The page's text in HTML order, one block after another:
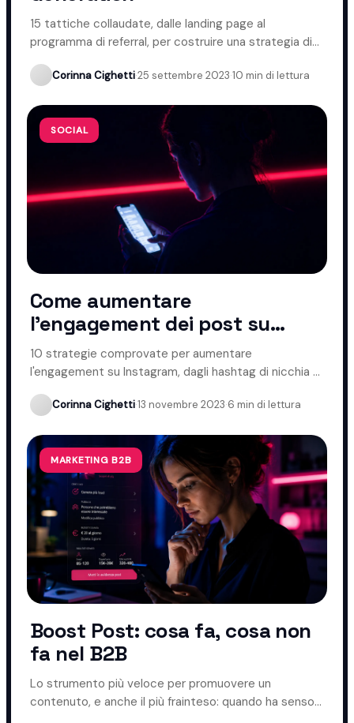
15 tattiche collaudate, dalle landing page al
programma di referral, per costruire una strategia di
lead generation efficace.
Corinna Cighetti·25 settembre 2023·10 min di lettura
SOCIAL
Come aumentare
l'engagement dei post su
Instagram
10 strategie comprovate per aumentare
l'engagement su Instagram, dagli hashtag di nicchia ai
Corinna Cighetti·13 novembre 2023·6 min di lettura
MARKETING B2B
Boost Post: cosa fa, cosa non
fa nel B2B
Lo strumento più veloce per promuovere un
contenuto, e anche il più frainteso: quando ha senso